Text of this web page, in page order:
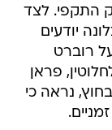
התקפי. לצד
יודעים
רוברט
פראן
נראה כי